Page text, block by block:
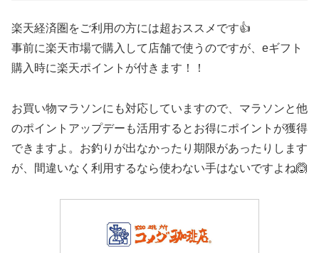
楽天経済圏をご利用の方には超おススメです👍
事前に楽天市場で購入して店舗で使うのですが、eギフト
購入時に楽天ポイントが付きます！！
お買い物マラソンにも対応していますので、マラソンと他
のポイントアップデーも活用するとお得にポイントが獲得
できますよ。お釣りが出なかったり期限があったりします
が、間違いなく利用するなら使わない手はないですよね🙆